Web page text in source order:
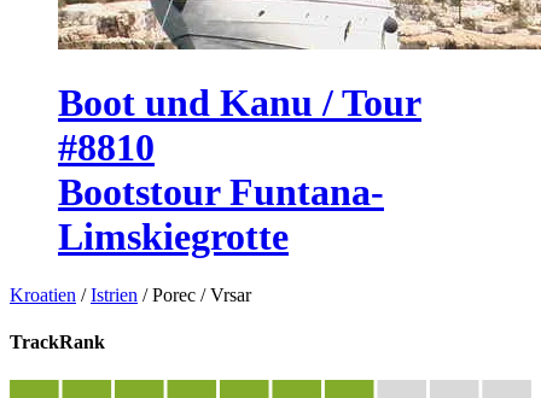
Boot und Kanu / Tour
#8810
Bootstour Funtana-
Limskiegrotte
Kroatien /Istrien /Porec /Vrsar
TrackRank